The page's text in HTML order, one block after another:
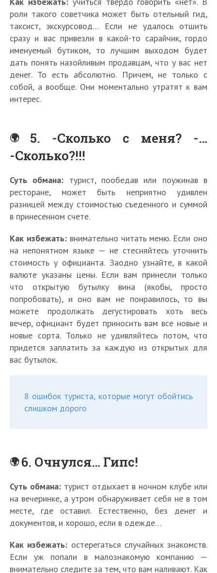
роли такого советчика может быть отельный гид,
таксист, экскурсовод… Если не удалось отшить
сразу и вас привезли в какой-то сарайчик, гордо
именуемый бутиком, то лучшим выходом будет
дать понять назойливым продавцам, что у вас нет
денег. То есть абсолютно. Причем, не только с
собой, а вообще. Они моментально утратят к вам
интерес.
5. -Сколько с меня? -…
-Сколько?!!!
Суть обмана: турист, пообедав или поужинав в
ресторане, может быть неприятно удивлен
разницей между стоимостью съеденного и суммой
в принесенном счете.
Как избежать:внимательно читать меню. Если оно
на непонятном языке — не стесняйтесь уточнить
стоимость у официанта. Заодно узнайте, в какой
валюте указаны цены. Если вам принесли только
что открытую бутылку вина (якобы, просто
попробовать), и оно вам не понравилось, то вы
можете продолжать дегустировать хоть весь
вечер, официант будет приносить вам все новые и
новые сорта. Только не удивляйтесь потом, что
придется заплатить за каждую из открытых для
вас бутылок.
8 ошибок туриста, которые могут обойтись
слишком дорого
6. Очнулся… Гипс!
Суть обмана:турист отдыхает в ночном клубе или
на вечеринке, а утром обнаруживает себя не в том
месте, где оставил. Естественно, без денег и
документов, и хорошо, если в одежде…
Как избежать: остерегаться случайных знакомств.
Если уж попали в малознакомую компанию —
внимательно следите за тем, что вам наливают. Как